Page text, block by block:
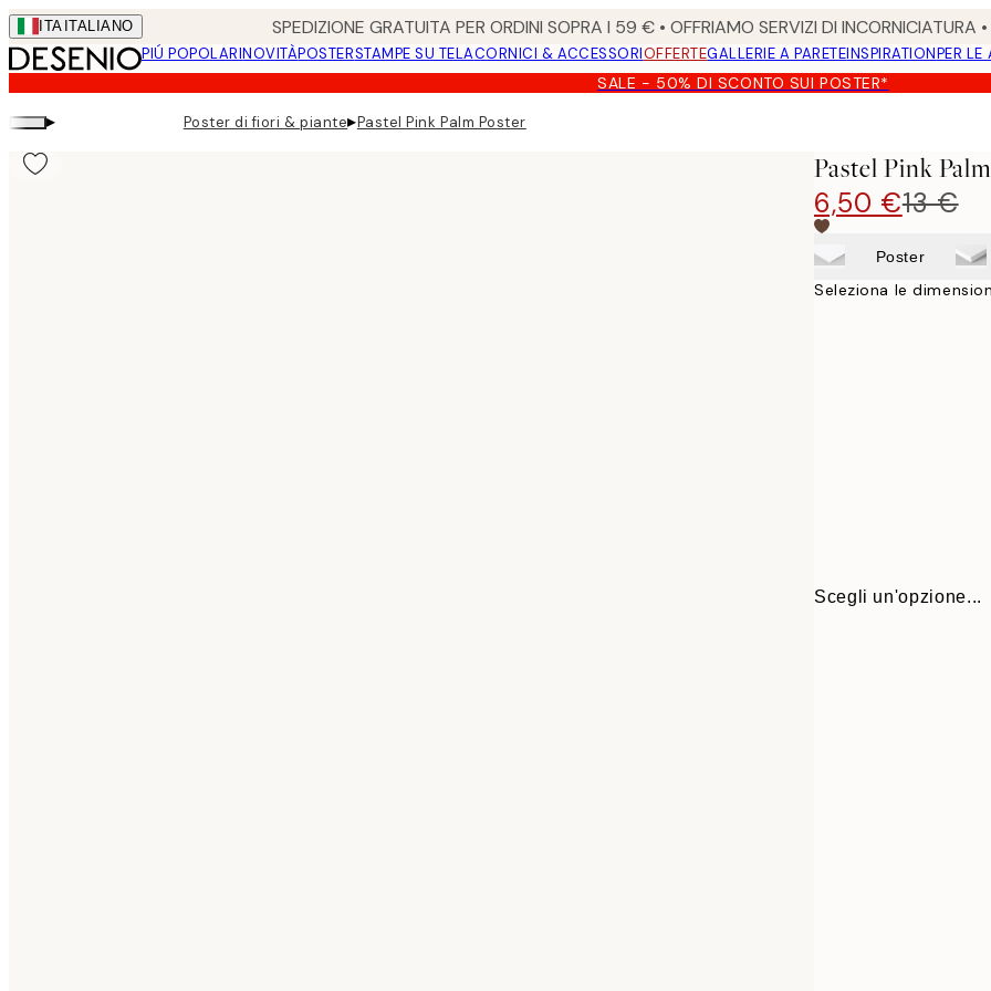
Skip
to
main
content.
ITA ITALIANO SPEDIZIONE GRATUITA PER ORDINI SOPRA I 59 € • OFFRIAMO SERVIZI DI
PIÚ POPOLARINOVITÀPOSTERSTAMPE SU TELACORNICI & ACCESSORIOFFERTEGALLERIE A PARETEINSPIRATIONPER LE
SALE - 50% DI SCONTO SUI POSTER*
▸ Poster di fiori & piante▸Pastel Pink Palm Poster
Pastel Pink
6,50 €13 €
Poster
Seleziona le
Scegli un'opzione...